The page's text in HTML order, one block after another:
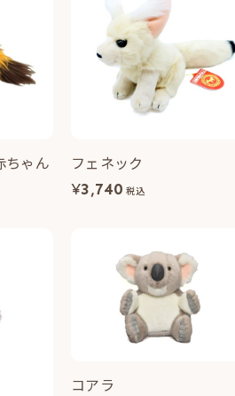
ちゃん フェネック
¥3,740 税込
コアラ